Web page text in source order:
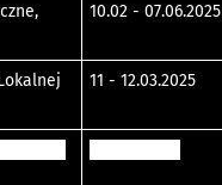
10.02 - 07.06.2025
11 - 12.03.2025